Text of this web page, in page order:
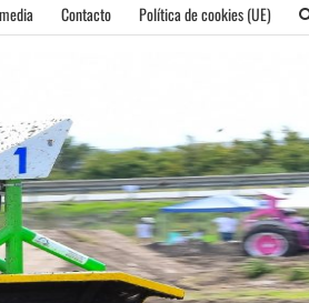
Contacto Política de cookies (UE)